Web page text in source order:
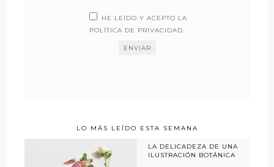
HE LEÍDO Y ACEPTO LA
POLÍTICA DE PRIVACIDAD.
LO MÁS LEÍDO ESTA SEMANA
LA DELICADEZA DE UNA
ILUSTRACIÓN BOTÁNICA